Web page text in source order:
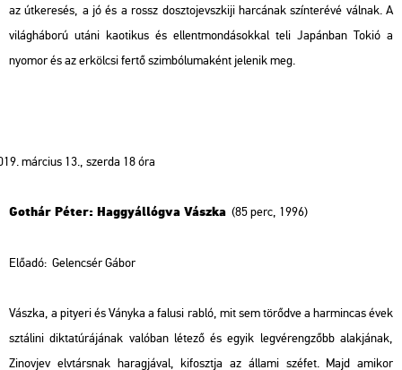
az útkeresés, a jó és a rossz dosztojevszkiji harcának színterévé válnak. A
világháború utáni kaotikus és ellentmondásokkal teli Japánban Tokió a
nyomor és az erkölcsi fertő szimbólumaként jelenik meg.
március 13., szerda 18 óra
Gothár Péter: Haggyállógva Vászka (85 perc, 1996)
Előadó: Gelencsér Gábor
Vászka, a pityeri és Ványka a falusi rabló, mit sem törődve a harmincas évek
sztálini diktatúrájának valóban létező és egyik legvérengzőbb alakjának,
Zinovjev elvtársnak haragjával, kifosztja az állami széfet. Majd amikor